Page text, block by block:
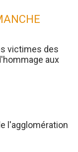
victimes des
aux
l'agglomération